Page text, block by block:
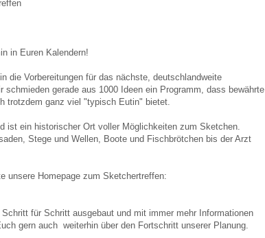
in Euren Kalendern!
die Vorbereitungen für das nächste, deutschlandweite
gerade aus 1000 Ideen ein Programm, dass bewährte
trotzdem ganz viel "typisch Eutin" bietet.
ist ein historischer Ort voller Möglichkeiten zum Sketchen.
Stege und Wellen, Boote und Fischbrötchen bis der Arzt
unsere Homepage zum Sketchertreffen:
für Schritt ausgebaut und mit immer mehr Informationen
gern auch weiterhin über den Fortschritt unserer Planung.